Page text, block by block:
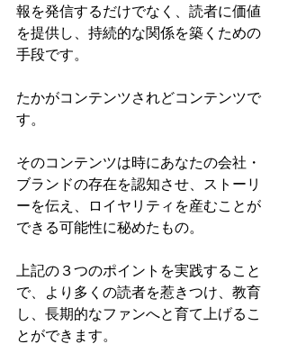
報を発信するだけでなく、読者に価値
を提供し、持続的な関係を築くための
手段です。
たかがコンテンツされどコンテンツで
す。
そのコンテンツは時にあなたの会社・
ブランドの存在を認知させ、ストーリ
ーを伝え、ロイヤリティを産むことが
できる可能性に秘めたもの。
上記の３つのポイントを実践すること
で、より多くの読者を惹きつけ、教育
し、長期的なファンへと育て上げるこ
とができます。